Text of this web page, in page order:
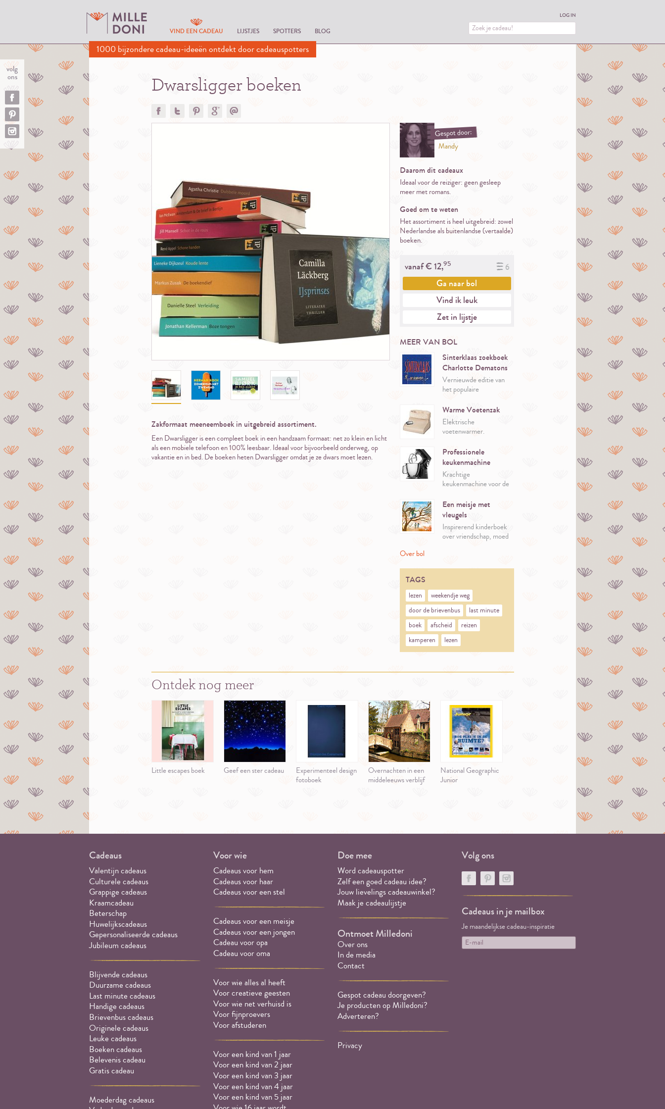
VIND EEN CADEAU LIJSTJES SPOTTERS BLOG
LOG IN
1000 bijzondere cadeau-ideeën ontdekt door cadeauspotters
volg
ons Dwarsligger boeken
Zakformaat meeneemboek in uitgebreid assortiment.
Een Dwarsligger is een compleet boek in een handzaam formaat: net zo klein en licht
als een mobiele telefoon en 100% leesbaar. Ideaal voor bijvoorbeeld onderweg, op
vakantie en in bed. De boeken heten Dwarsligger omdat je ze dwars moet lezen.
Gespot door:
Mandy
Daarom dit cadeaux
Ideaal voor de reiziger: geen gesleep
meer met romans.
Goed om te weten
Het assortiment is heel uitgebreid: zowel
Nederlandse als buitenlandse (vertaalde)
boeken.
6
vanaf €12,95
Ga naarbol
Vind ik leuk
Zet in lijstje
MEER VAN BOL
Sinterklaas zoekboek
Charlotte Dematons
Vernieuwde editie van
het populaire
Charlotte Dematons
over de magische wereld
van Sinterklaas.
Warme Voetenzak
Elektrische
voetenwarmer.
Professionele
keukenmachine
Krachtige
keukenmachine voor de
Een meisje met
vleugels
Inspirerend kinderboek
over vriendschap, moed
Over bol
TAGS
lezen
weekendje weg
door de brievenbus
last minute
boek
afscheid
reizen
kamperen
lezen
Ontdek nog meer
Little escapes boek Geef een ster cadeau
Experimenteel design
fotoboek
Overnachten in een
middeleeuws verblijf
National Geographic
Junior
Cadeaus
Valentijn cadeaus
Culturele cadeaus
Grappige cadeaus
Kraamcadeau
Beterschap
Huwelijkscadeaus
Gepersonaliseerde cadeaus
Jubileum cadeaus
Blijvende cadeaus
Duurzame cadeaus
Last minute cadeaus
Handige cadeaus
Brievenbus cadeaus
Originele cadeaus
Leuke cadeaus
Boeken cadeaus
Belevenis cadeau
Gratis cadeau
Moederdag cadeaus
Voor wie
Cadeaus voor hem
Cadeaus voor haar
Cadeaus voor een stel
Cadeaus voor een meisje
Cadeaus voor een jongen
Cadeau voor opa
Cadeau voor oma
Voor wie alles al heeft
Voor creatieve geesten
Voor wie net verhuisd is
Voor fijnproevers
Voor afstuderen
Voor een kind van 1 jaar
Voor een kind van 2 jaar
Voor een kind van 3 jaar
Voor een kind van 4 jaar
Voor een kind van 5 jaar
Doe mee
Word cadeauspotter
Zelf een goed cadeau idee?
Jouw lievelings cadeauwinkel?
Maak je cadeaulijstje
Ontmoet Milledoni
Over ons
In de media
Contact
Gespot cadeau doorgeven?
Je producten op Milledoni?
Adverteren?
Privacy
Volg ons
Cadeaus in je mailbox
Je maandelijkse cadeau-inspiratie